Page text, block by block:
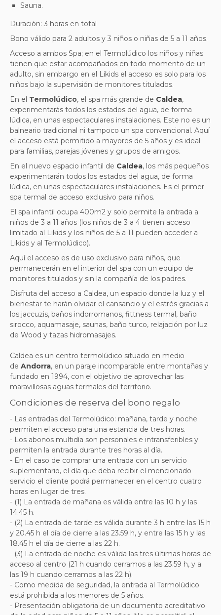
Sauna.
Duración: 3 horas en total
Bono válido para 2 adultos y 3 niños o niñas de 5 a 11 años.
Acceso a ambos Spa; en el Termolúdico los niños y niñas
tienen que estar acompañados en todo momento de un
adulto, sin embargo en el Likids el acceso es solo para los
niños bajo la supervisión de monitores titulados.
En el Termolúdico, el spa más grande de Caldea,
experimentarás todos los estados del agua, de forma
lúdica, en unas espectaculares instalaciones. Este no es un
balneario tradicional ni tampoco un spa convencional. Aquí
el acceso está permitido a mayores de 5 años y es ideal
para familias, parejas jóvenes y grupos de amigos.
En el nuevo espacio infantil de Caldea, los más pequeños
experimentarán todos los estados del agua, de forma
lúdica, en unas espectaculares instalaciones. Es el primer
spa termal de acceso exclusivo para niños.
El spa infantil ocupa 400m2 y solo permite la entrada a
niños de 3 a 11 años (los niños de 3 a 4 tienen acceso
limitado al Likids y los niños de 5 a 11 pueden acceder a
Likids y al Termolúdico).
Aquí el acceso es de uso exclusivo para niños, que
permanecerán en el interior del spa con un equipo de
monitores titulados y sin la compañía de los padres.
Disfruta del acceso a Caldea, un espacio donde la luz y el
bienestar te harán olvidar el cansancio y el estrés gracias a
los jaccuzis, baños indorromanos, fittness termal, baño
sirocco, aquamasaje, saunas, baño turco, relajación por luz
de Wood y tazas hidromasajes.
Caldea es un centro termolúdico situado en medio
de Andorra, en un paraje incomparable entre montañas y
fundado en 1994, con el objetivo de aprovechar las
maravillosas aguas termales del territorio.
Condiciones de reserva del bono regalo
- Las entradas del Termolúdico: mañana, tarde y noche
permiten el acceso para una estancia de tres horas.
- Los abonos multidía son personales e intransferibles y
permiten la entrada durante tres horas al día.
- En el caso de comprar una entrada con un servicio
suplementario, el día que deba recibir el mencionado
servicio el cliente podrá permanecer en el centro cuatro
horas en lugar de tres.
- (1) La entrada de mañana es válida entre las 10 h y las
14.45 h.
- (2) La entrada de tarde es válida durante 3 h entre las 15 h
y 20.45 h el día de cierre a las 23.59 h, y entre las 15 h y las
18.45 h el día de cierre a las 22 h.
- (3) La entrada de noche es válida las tres últimas horas de
acceso al centro (21 h cuando cerramos a las 23.59 h, y a
las 19 h cuando cerramos a las 22 h).
- Como medida de seguridad, la entrada al Termolúdico
está prohibida a los menores de 5 años.
- Presentación obligatoria de un documento acreditativo